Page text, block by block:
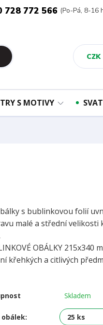
CZK
728 772 566 (Po-Pá, 8-16
S MOTIVY
s bublinkovou folií
malé a střední velikosti
OBÁLKY 215x340
křehkých a citlivých
Skladem